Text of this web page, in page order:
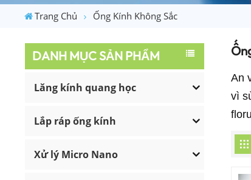
Trang Chủ Ống Kính Không Sắc
DANH MỤC SẢN PHẨM
Lăng kính quang học
Lắp ráp ống kính
Xử lý Micro Nano
An
vì